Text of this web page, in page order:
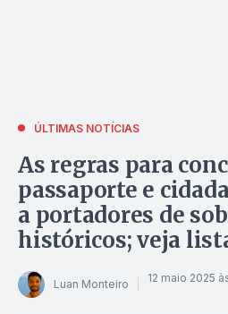
ÚLTIMAS NOTÍCIAS
As regras para
passaporte e
a portadores de
históricos; veja
Luan Monteiro 12 maio 2025